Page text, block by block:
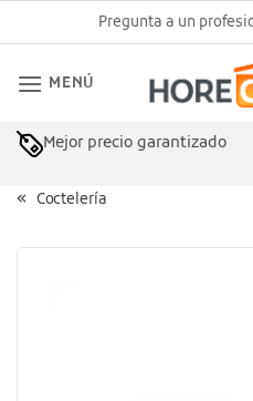
al
Pregunta a un
MENÚ
Mejor precio garantizado
Asesoramiento profesional
Coctelería